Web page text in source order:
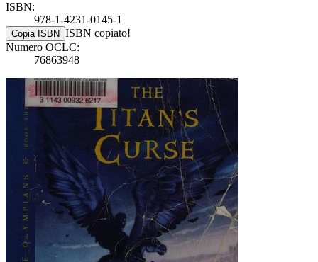
ISBN:
978-1-4231-0145-1
Copia ISBN ISBN copiato!
Numero OCLC:
76863948